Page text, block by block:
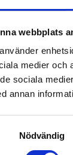
webbplats
medier och
sociala
annan
Nödvändig
rör över
längd du ska
du enkelt vilken
paket >>